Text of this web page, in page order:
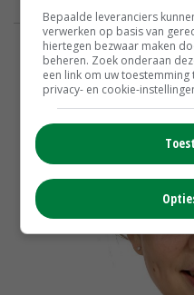
Bepaalde leveranciers
verwerken op basis van
hiertegen bezwaar maken
beheren. Zoek onderaan
een link om uw
privacy- en cookie-